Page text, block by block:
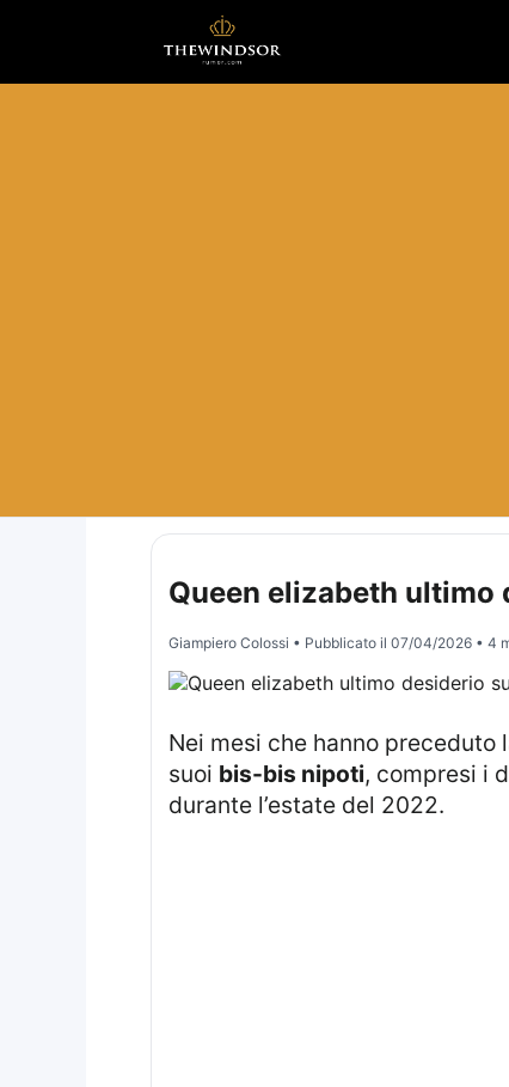
Queen elizabeth
Giampiero Colossi • Pubblicato il 07/04/2026• 4
Nei mesi che hanno
suoi bis-bis nipoti, compresi i
durante l’estate del 2022.